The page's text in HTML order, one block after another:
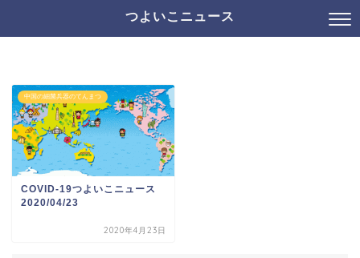
つよいこニュース
中国の細菌兵器のてんまつ
COVID-19つよいこニュース
2020/04/23
2020年4月23日